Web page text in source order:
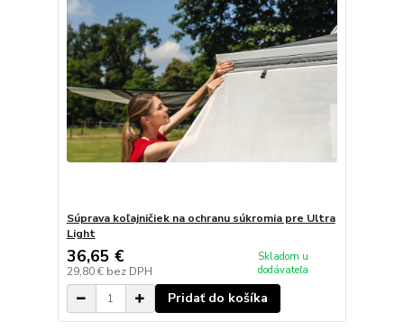
Súprava koľajničiek na ochranu súkromia pre Ultra
Light
36,65 €
29,80 € bez DPH
Skladom u
dodávateľa
Pridať do košíka